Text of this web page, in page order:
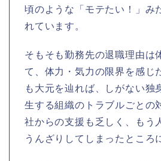
頃のような「モテたい！」み
れています。
そもそも勤務先の退職理由は
て、体力・気力の限界を感じ
も大元を辿れば、しがない独
生する組織のトラブルごとの
社からの支援も乏しく、もう
うんざりしてしまったところ